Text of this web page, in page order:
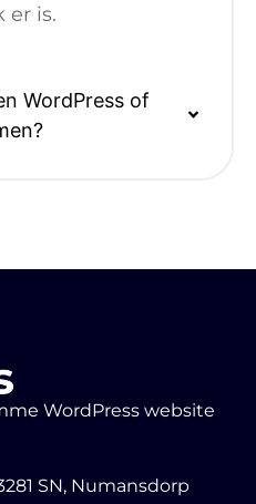
er is.
WordPress of
WordPress website
SN, Numansdorp